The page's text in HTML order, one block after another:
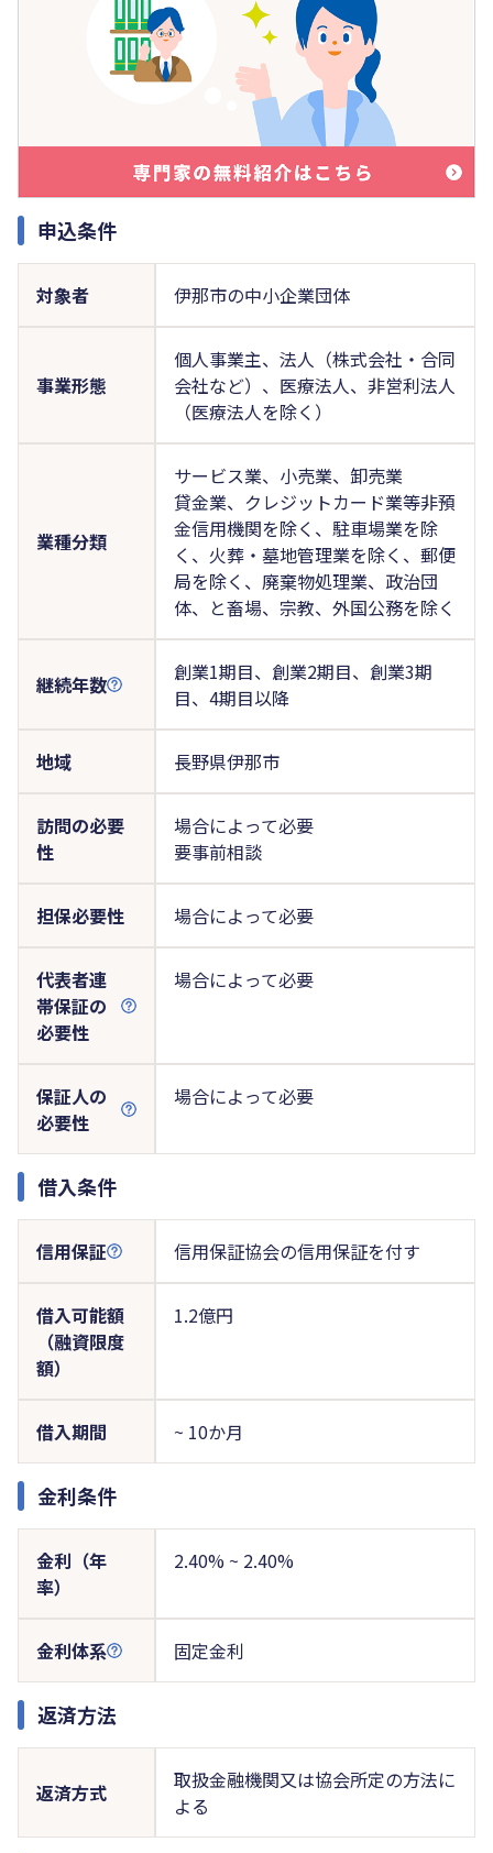
申込条件
対象者 伊那市の中小企業団体
事業形態
個人事業主、法人（株式会社・合同
会社など）、医療法人、非営利法人
（医療法人を除く）
業種分類
サービス業、小売業、卸売業
貸金業、クレジットカード業等非預
金信用機関を除く、駐車場業を除
く、火葬・墓地管理業を除く、郵便
局を除く、廃棄物処理業、政治団
体、と畜場、宗教、外国公務を除く
継続年数
創業1期目、創業2期目、創業3期
目、4期目以降
地域 長野県伊那市
訪問の必要
性
場合によって必要
要事前相談
担保必要性 場合によって必要
代表者連
帯保証の
必要性
場合によって必要
保証人の
必要性
場合によって必要
借入条件
信用保証 信用保証協会の信用保証を付す
借入可能額
（融資限度
額）
1.2億円
借入期間 ~ 10か月
金利条件
金利（年
率）
2.40% ~ 2.40%
金利体系 固定金利
返済方法
返済方式
取扱金融機関又は協会所定の方法に
よる